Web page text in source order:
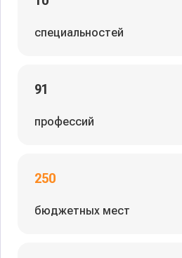
специальностей
91
профессий
250
бюджетных мест